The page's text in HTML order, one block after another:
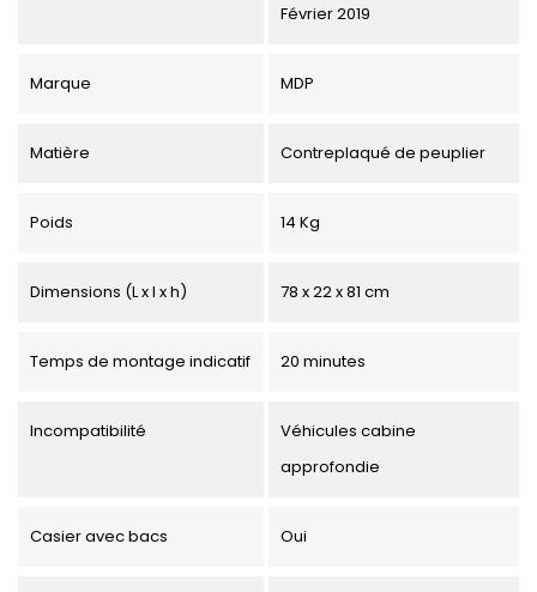
Février 2019
Marque MDP
Matière Contreplaqué de peuplier
Poids 14 Kg
Dimensions (L x l x h) 78 x 22 x 81 cm
Temps de montage indicatif 20 minutes
Incompatibilité
Véhicules cabine
approfondie
Casier avec bacs Oui